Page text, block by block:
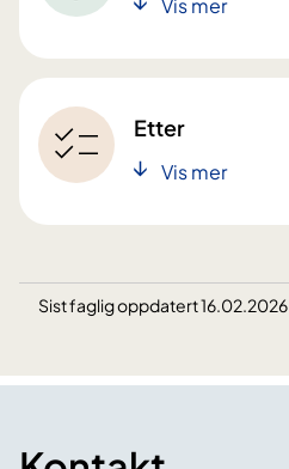
Vis mer
Etter
Vis mer
Sist faglig oppdatert 16.02.2026